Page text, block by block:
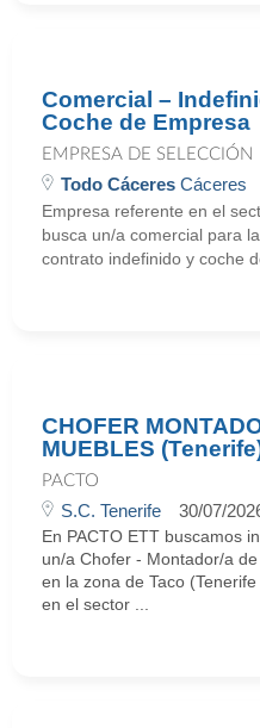
Comercial –
Coche de Empresa
EMPRESA DE SELECCIÓN
Todo Cáceres Cáceres
Empresa referente en el
busca un/a comercial para
contrato indefinido y coche
CHOFER
MUEBLES
PACTO
S.C. Tenerife 30/07/
En PACTO ETT buscamos
un/a Chofer - Montador/a
en la zona de Taco
en el sector ...